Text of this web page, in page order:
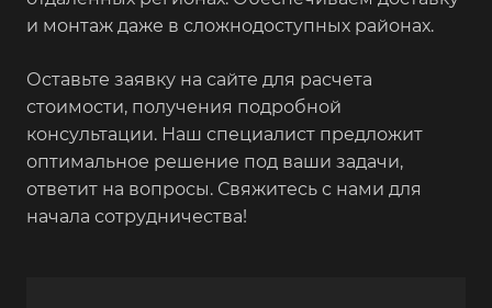
и монтаж даже в сложнодоступных районах.
Оставьте заявку на сайте для расчета
стоимости, получения подробной
консультации. Наш специалист предложит
оптимальное решение под ваши задачи,
ответит на вопросы. Свяжитесь с нами для
начала сотрудничества!